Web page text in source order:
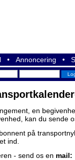
• Annoncering •
en
kan du sende
på
ind.
- send os en mail: